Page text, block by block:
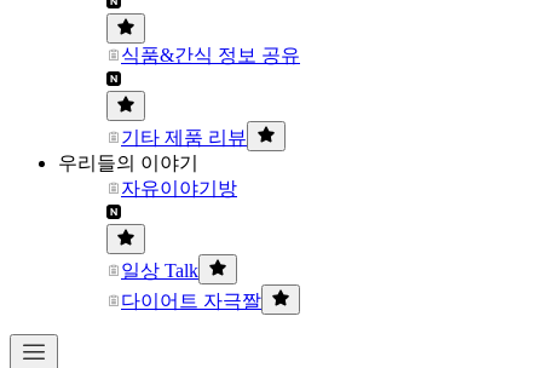
식품&간식 정보 공유
기타 제품 리뷰
우리들의 이야기
자유이야기방
일상 Talk
다이어트 자극짤